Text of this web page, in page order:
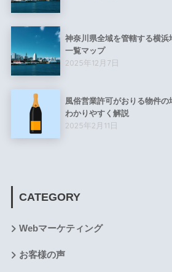
神奈川県全域を管轄する横
一覧マップ
2025年12月7日
風俗営業許可がおりる物件
わかりやすく解説
2025年2月11日
CATEGORY
Webマーケティング
お客様の声